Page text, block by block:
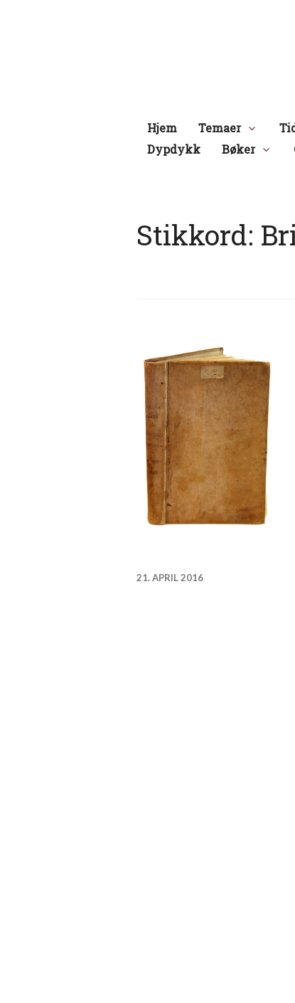
Hjem Temaer
Dypdykk
Bøker
Stikkord:
21. APRIL 2016